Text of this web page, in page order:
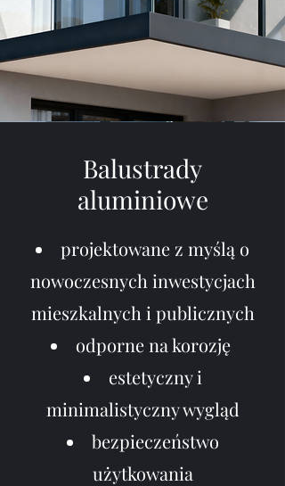
Balustrady
aluminiowe
projektowane z myślą o
nowoczesnych inwestycjach
mieszkalnych i publicznych
odporne na korozję
estetyczny i
minimalistyczny wygląd
bezpieczeństwo
użytkowania